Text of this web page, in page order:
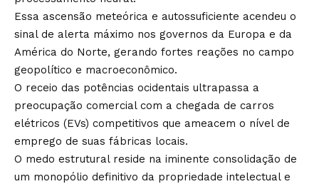
Essa ascensão meteórica e autossuficiente acendeu o
sinal de alerta máximo nos governos da Europa e da
América do Norte, gerando fortes reações no campo
geopolítico e macroeconômico.
O receio das potências ocidentais ultrapassa a
preocupação comercial com a chegada de carros
elétricos (EVs) competitivos que ameacem o nível de
emprego de suas fábricas locais.
O medo estrutural reside na iminente consolidação de
um monopólio definitivo da propriedade intelectual e